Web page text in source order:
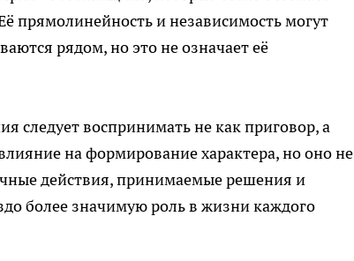
прямолинейность и независимость могут
рядом, но это не означает её
следует воспринимать не как приговор, а
на формирование характера, но оно не
действия, принимаемые решения и
более значимую роль в жизни каждого